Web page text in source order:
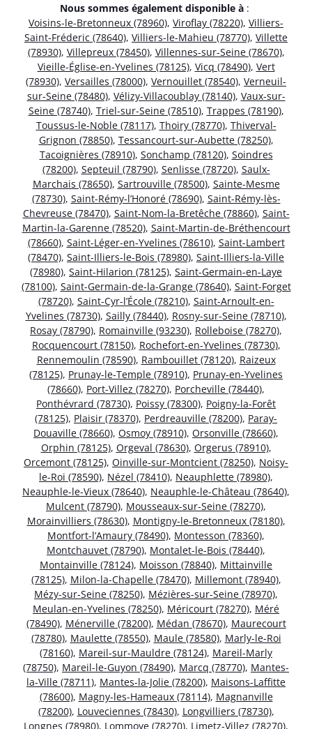
Nous sommes également disponible à :
Voisins-le-Bretonneux (78960), Viroflay (78220), Villiers-
Saint-Fréderic (78640), Villiers-le-Mahieu (78770), Villette
(78930), Villepreux (78450), Villennes-sur-Seine (78670),
Vieille-Église-en-Yvelines (78125), Vicq (78490), Vert
(78930), Versailles (78000), Vernouillet (78540), Verneuil-
sur-Seine (78480), Vélizy-Villacoublay (78140), Vaux-sur-
Seine (78740), Triel-sur-Seine (78510), Trappes (78190),
Toussus-le-Noble (78117), Thoiry (78770), Thiverval-
Grignon (78850), Tessancourt-sur-Aubette (78250),
Tacoignières (78910), Sonchamp (78120), Soindres
(78200), Septeuil (78790), Senlisse (78720), Saulx-
Marchais (78650), Sartrouville (78500), Sainte-Mesme
(78730), Saint-Rémy-l’Honoré (78690), Saint-Rémy-lès-
Chevreuse (78470), Saint-Nom-la-Bretêche (78860), Saint-
Martin-la-Garenne (78520), Saint-Martin-de-Bréthencourt
(78660), Saint-Léger-en-Yvelines (78610), Saint-Lambert
(78470), Saint-Illiers-le-Bois (78980), Saint-Illiers-la-Ville
(78980), Saint-Hilarion (78125), Saint-Germain-en-Laye
(78100), Saint-Germain-de-la-Grange (78640), Saint-Forget
(78720), Saint-Cyr-l’École (78210), Saint-Arnoult-en-
Yvelines (78730), Sailly (78440), Rosny-sur-Seine (78710),
Rosay (78790), Romainville (93230), Rolleboise (78270),
Rocquencourt (78150), Rochefort-en-Yvelines (78730),
Rennemoulin (78590), Rambouillet (78120), Raizeux
(78125), Prunay-le-Temple (78910), Prunay-en-Yvelines
(78660), Port-Villez (78270), Porcheville (78440),
Ponthévrard (78730), Poissy (78300), Poigny-la-Forêt
(78125), Plaisir (78370), Perdreauville (78200), Paray-
Douaville (78660), Osmoy (78910), Orsonville (78660),
Orphin (78125), Orgeval (78630), Orgerus (78910),
Orcemont (78125), Oinville-sur-Montcient (78250), Noisy-
le-Roi (78590), Nézel (78410), Neauphlette (78980),
Neauphle-le-Vieux (78640), Neauphle-le-Château (78640),
Mulcent (78790), Mousseaux-sur-Seine (78270),
Morainvilliers (78630), Montigny-le-Bretonneux (78180),
Montfort-l’Amaury (78490), Montesson (78360),
Montchauvet (78790), Montalet-le-Bois (78440),
Montainville (78124), Moisson (78840), Mittainville
(78125), Milon-la-Chapelle (78470), Millemont (78940),
Mézy-sur-Seine (78250), Mézières-sur-Seine (78970),
Meulan-en-Yvelines (78250), Méricourt (78270), Méré
(78490), Ménerville (78200), Médan (78670), Maurecourt
(78780), Maulette (78550), Maule (78580), Marly-le-Roi
(78160), Mareil-sur-Mauldre (78124), Mareil-Marly
(78750), Mareil-le-Guyon (78490), Marcq (78770), Mantes-
la-Ville (78711), Mantes-la-Jolie (78200), Maisons-Laffitte
(78600), Magny-les-Hameaux (78114), Magnanville
(78200), Louveciennes (78430), Longvilliers (78730),
Longnes (78980), Lommoye (78270), Limetz-Villez (78270),